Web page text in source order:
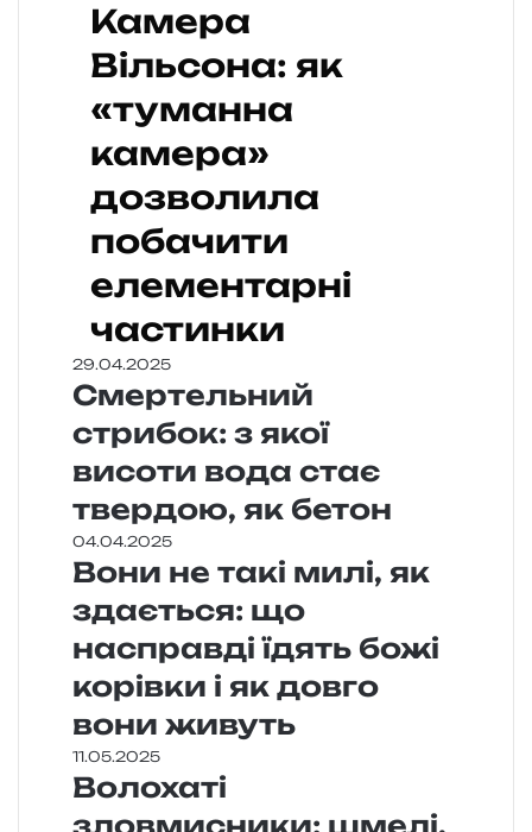
Камера
Вільсона: як
«туманна
камера»
дозволила
побачити
елементарні
частинки
29.04.2025
Смертельний
стрибок: з якої
висоти вода стає
твердою, як бетон
04.04.2025
Вони не такі милі, як
здається: що
насправді їдять божі
корівки і як довго
вони живуть
11.05.2025
Волохаті